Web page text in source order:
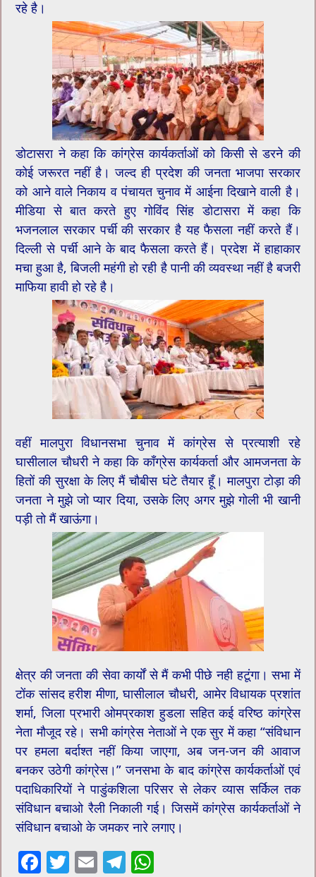
रहे है।
डोटासरा ने कहा कि कांग्रेस कार्यकर्ताओं को किसी से डरने की
कोई जरूरत नहीं है। जल्द ही प्रदेश की जनता भाजपा सरकार
को आने वाले निकाय व पंचायत चुनाव में आईना दिखाने वाली है।
मीडिया से बात करते हुए गोविंद सिंह डोटासरा में कहा कि
भजनलाल सरकार पर्ची की सरकार है यह फैसला नहीं करते हैं।
दिल्ली से पर्ची आने के बाद फैसला करते हैं। प्रदेश में हाहाकार
मचा हुआ है, बिजली महंगी हो रही है पानी की व्यवस्था नहीं है बजरी
माफिया हावी हो रहे है।
वहीं मालपुरा विधानसभा चुनाव में कांग्रेस से प्रत्याशी रहे
घासीलाल चौधरी ने कहा कि काँग्रेस कार्यकर्ता और आमजनता के
हितों की सुरक्षा के लिए मैं चौबीस घंटे तैयार हूँ। मालपुरा टोड़ा की
जनता ने मुझे जो प्यार दिया, उसके लिए अगर मुझे गोली भी खानी
पड़ी तो मैं खाऊंगा।
क्षेत्र की जनता की सेवा कार्यों से मैं कभी पीछे नही हटूंगा। सभा में
टोंक सांसद हरीश मीणा, घासीलाल चौधरी, आमेर विधायक प्रशांत
शर्मा, जिला प्रभारी ओमप्रकाश हुडला सहित कई वरिष्ठ कांग्रेस
नेता मौजूद रहे। सभी कांग्रेस नेताओं ने एक सुर में कहा “संविधान
पर हमला बर्दाश्त नहीं किया जाएगा, अब जन-जन की आवाज
बनकर उठेगी कांग्रेस।” जनसभा के बाद कांग्रेस कार्यकर्ताओं एवं
पदाधिकारियों ने पाडुंकशिला परिसर से लेकर व्यास सर्किल तक
संविधान बचाओ रैली निकाली गई। जिसमें कांग्रेस कार्यकर्ताओं ने
संविधान बचाओ के जमकर नारे लगाए।
F
T
E
T